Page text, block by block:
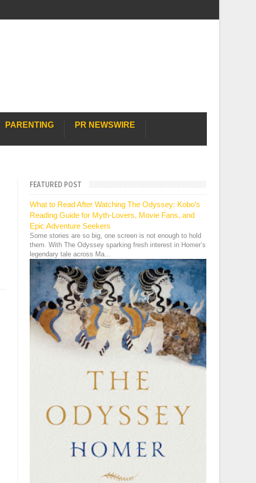
PARENTING PR NEWSWIRE
FEATURED POST
What to Read After Watching The Odyssey: Kobo’s
Reading Guide for Myth-Lovers, Movie Fans, and
Epic Adventure Seekers
Some stories are so big, one screen is not enough to hold
them. With The Odyssey sparking fresh interest in Homer’s
legendary tale across Ma...